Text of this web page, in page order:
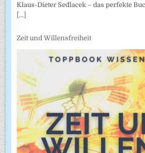
Klaus-Dieter Sedlacek – das perfekte
[...]
Zeit und Willensfreiheit